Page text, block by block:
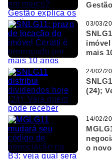
mais
03/03/
(24);
24/02/
o
14/02/